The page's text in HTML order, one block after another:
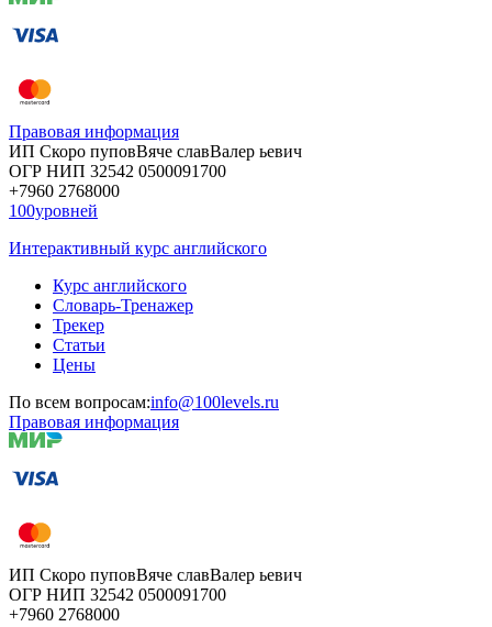
Правовая информация
ИП Скоро пуповВяче славВалер ьевич
ОГР НИП 32542 0500091700
+7960 2768000
100уровней
Интерактивный курс английского
Курс английского
Словарь-Тренажер
Трекер
Статьи
Цены
По всем вопросам:info@100levels.ru
Правовая информация
ИП Скоро пуповВяче славВалер ьевич
ОГР НИП 32542 0500091700
+7960 2768000